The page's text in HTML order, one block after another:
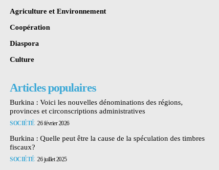
Agriculture et Environnement
Coopération
Diaspora
Culture
Articles populaires
Burkina : Voici les nouvelles dénominations des régions,
provinces et circonscriptions administratives
SOCIÉTÉ 26 février 2026
Burkina : Quelle peut être la cause de la spéculation des timbres
fiscaux?
SOCIÉTÉ 26 juillet 2025